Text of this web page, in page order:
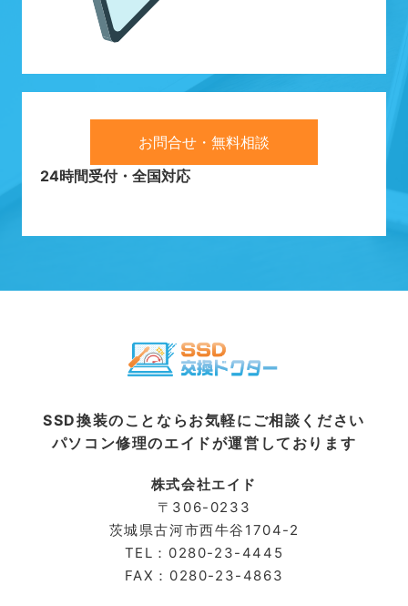
お問合せ・無料相談
24時間受付・全国対応
SSD換装のことならお気軽にご相談ください
パソコン修理のエイドが運営しております
株式会社エイド
〒306-0233
茨城県古河市⻄牛谷1704-2
TEL：0280-23-4445
FAX：0280-23-4863